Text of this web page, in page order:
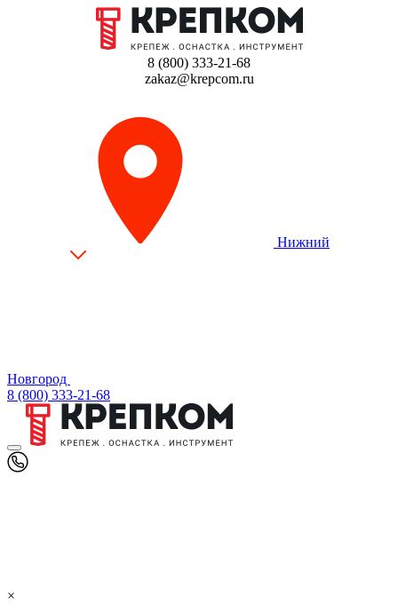
8 (800) 333-21-68
zakaz@krepcom.ru
Нижний
Новгород
8 (800) 333-21-68
×